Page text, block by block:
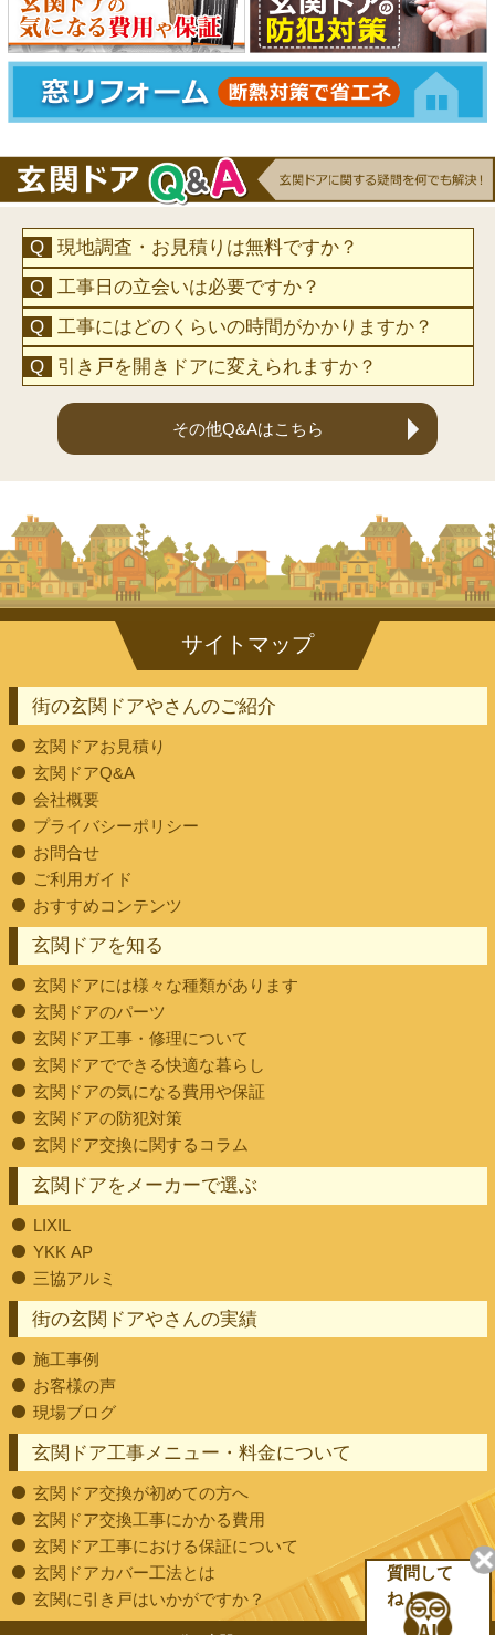
現地調査・お見積りは無料ですか？
工事日の立会いは必要ですか？
工事にはどのくらいの時間がかかりますか？
引き戸を開きドアに変えられますか？
その他Q&Aはこちら
街の玄関ドアやさんのご紹介
玄関ドアお見積り
玄関ドアQ&A
会社概要
プライバシーポリシー
お問合せ
ご利用ガイド
おすすめコンテンツ
街の玄関ドアやさんの実績
施工事例
お客様の声
現場ブログ
玄関ドアを知る
玄関ドアには様々な種類があります
玄関ドアのパーツ
玄関ドア工事・修理について
玄関ドアでできる快適な暮らし
玄関ドアの気になる費用や保証
玄関ドアの防犯対策
玄関ドア交換に関するコラム
玄関ドア工事メニュー・料金について
玄関ドア交換が初めての方へ
玄関ドア交換工事にかかる費用
玄関ドア工事における保証について
玄関ドアカバー工法とは
玄関に引き戸はいかがですか？
玄関ドアをメーカーで選ぶ
LIXIL
YKK AP
三協アルミ
質問して
ね！